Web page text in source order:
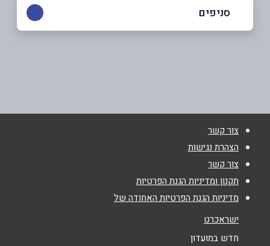
באתר
טלפון*
אנא חזרו אלי בקשר ל...
סניפים
צור קשר
הצהרת נגישות
צור קשר
תקנון ומדיניות הגנת הפרטיות
מדיניות הגנת הפרטיות האחודה של
ישראכרט
חדש במועדון